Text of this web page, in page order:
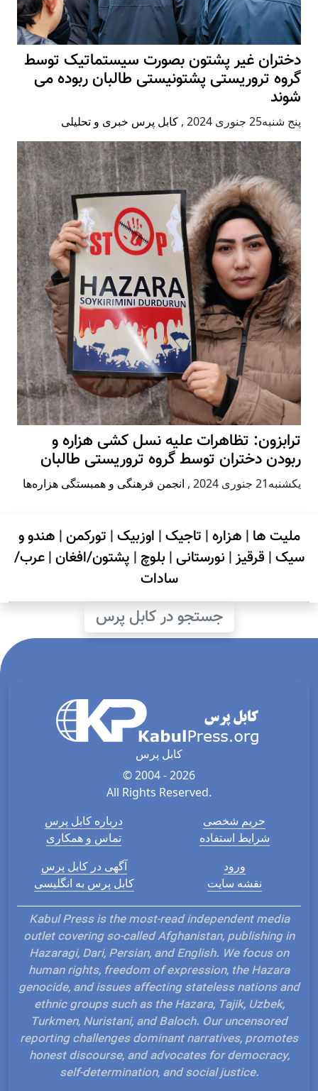
دختران غیر پشتون بصورت سیستماتیک توسط
گروه تروریستی پشتونیستی طالبان ربوده می
شوند
پنج شنبه25 جنوری 2024 , کابل پرس خبری و تحلیلی
ترابزون: تظاهرات علیه نسل کشی هزاره و
ربودن دختران توسط گروه تروریستی طالبان
يكشنبه21 جنوری 2024 , انجمن فرهنگی و همبستگی هزاره‌ها
ملیت ها | هزاره| تاجیک| اوزبیک| تورکمن| هندو و
سیک| قرقیز| نورستانی| بلوچ | پشتون/افغان|عرب/
سادات
جستجو در کابل پرس
کابل پرس
© 2004 - 2026
All Rights Reserved.
درباره کابل پرس
تماس و همکاری
حریم شخصی
شرایط استفاده
آگهی در کابل پرس
کابل پرس به انگلیسی
ورود
نقشه سایت
Kabul Press is the most-read independent media
outlet covering so-called Afghanistan, publishing in
Hazaragi, Dari, Persian, and English. We focus on
human rights, freedom of expression, the Hazara
genocide, and issues affecting stateless nations and
ethnic groups such as the Hazara, Tajik, Uzbek,
Turkmen, Nuristani, and Baloch. Our uncensored
reporting challenges dominant narratives, promotes
honest discourse, and advocates for democracy,
self-determination, and social justice.